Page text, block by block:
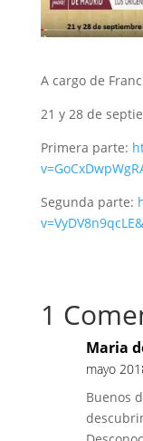
A cargo de
21 y 28 de
Primera parte:
Segunda parte:
1
Maria
mayo
Buenos